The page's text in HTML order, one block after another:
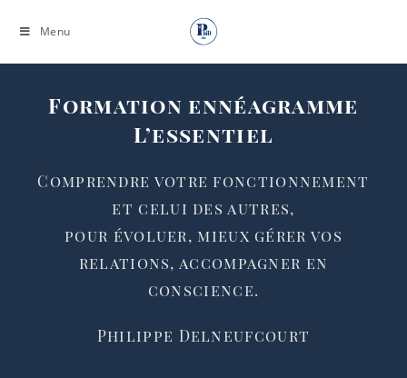
Menu
Formation ennéagramme
L’essentiel
Comprendre votre fonctionnement
et celui des autres,
pour évoluer, mieux gérer vos
relations, accompagner en
conscience.
Philippe Delneufcourt